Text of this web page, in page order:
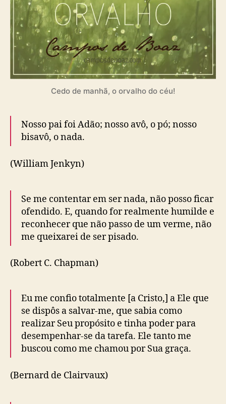
Cedo de manhã, o orvalho do céu!
Nosso pai foi Adão; nosso avô, o pó; nosso
bisavô, o nada.
(William Jenkyn)
Se me contentar em ser nada, não posso ficar
ofendido. E, quando for realmente humilde e
reconhecer que não passo de um verme, não
me queixarei de ser pisado.
(Robert C. Chapman)
Eu me confio totalmente [a Cristo,] a Ele que
se dispôs a salvar-me, que sabia como
realizar Seu propósito e tinha poder para
desempenhar-se da tarefa. Ele tanto me
buscou como me chamou por Sua graça.
(Bernard de Clairvaux)